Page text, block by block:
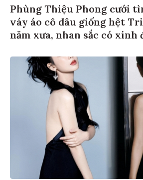
Phùng Thiệu Phong cưới
váy áo cô dâu giống hệt
năm xưa, nhan sắc có xinh